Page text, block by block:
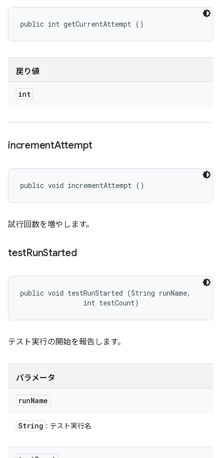
public int getCurrentAttempt ()
戻り値
int
incrementAttempt
public void incrementAttempt ()
試行回数を増やします。
testRunStarted
public void testRunStarted (String runName,
                int testCount)
テスト実行の開始を報告します。
パラメータ
runName
String : テスト実行名